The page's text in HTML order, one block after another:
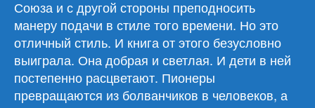
Союза и с другой стороны преподносить
манеру подачи в стиле того времени. Но это
отличный стиль. И книга от этого безусловно
выиграла. Она добрая и светлая. И дети в ней
постепенно расцветают. Пионеры
превращаются из болванчиков в человеков, а